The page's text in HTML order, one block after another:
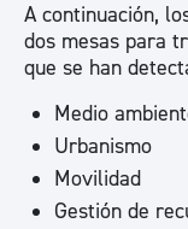
A continuación,
dos mesas para
que se han
Medio
Urbanismo
Movilidad
Gestión de